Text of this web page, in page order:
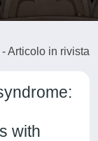
Articolo in rivista
with